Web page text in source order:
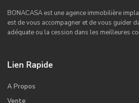
BONACASA est une agence immobilière
est de vous accompagner et de vous guider
adéquate ou la cession dans les meilleures
Lien Rapide
A Propos
Vente